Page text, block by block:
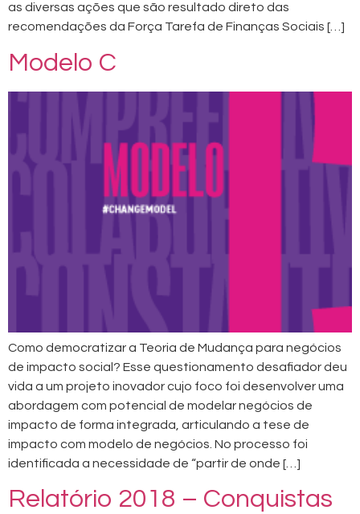
as diversas ações que são resultado direto das
recomendações da Força Tarefa de Finanças Sociais […]
Modelo C
Como democratizar a Teoria de Mudança para negócios
de impacto social? Esse questionamento desafiador deu
vida a um projeto inovador cujo foco foi desenvolver uma
abordagem com potencial de modelar negócios de
impacto de forma integrada, articulando a tese de
impacto com modelo de negócios. No processo foi
identificada a necessidade de “partir de onde […]
Relatório 2018 – Conquistas